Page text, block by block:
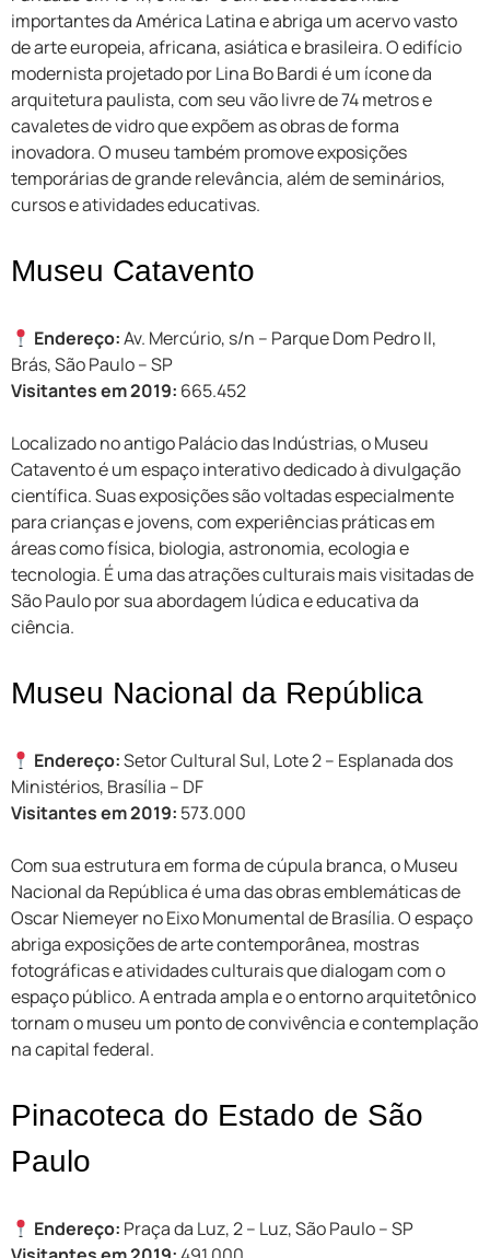
importantes da América Latina e abriga um acervo vasto
de arte europeia, africana, asiática e brasileira. O edifício
modernista projetado por Lina Bo Bardi é um ícone da
arquitetura paulista, com seu vão livre de 74 metros e
cavaletes de vidro que expõem as obras de forma
inovadora. O museu também promove exposições
temporárias de grande relevância, além de seminários,
cursos e atividades educativas.
Museu Catavento
Endereço:Av. Mercúrio, s/n – Parque Dom Pedro II,
Brás, São Paulo – SP
Visitantes em 2019: 665.452
Localizado no antigo Palácio das Indústrias, o Museu
Catavento é um espaço interativo dedicado à divulgação
científica. Suas exposições são voltadas especialmente
para crianças e jovens, com experiências práticas em
áreas como física, biologia, astronomia, ecologia e
tecnologia. É uma das atrações culturais mais visitadas de
São Paulo por sua abordagem lúdica e educativa da
ciência.
Museu Nacional da República
Endereço:Setor Cultural Sul, Lote 2 – Esplanada dos
Ministérios, Brasília – DF
Visitantes em 2019: 573.000
Com sua estrutura em forma de cúpula branca, o Museu
Nacional da República é uma das obras emblemáticas de
Oscar Niemeyer no Eixo Monumental de Brasília. O espaço
abriga exposições de arte contemporânea, mostras
fotográficas e atividades culturais que dialogam com o
espaço público. A entrada ampla e o entorno arquitetônico
tornam o museu um ponto de convivência e contemplação
na capital federal.
Pinacoteca do Estado de São
Paulo
Endereço: Praça da Luz, 2 – Luz, São Paulo – SP